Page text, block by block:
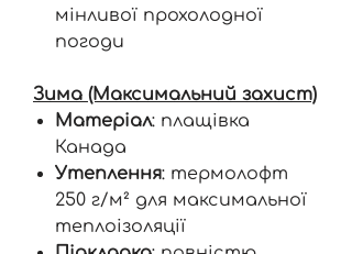
мінливої прохолодної
погоди
Зима (Максимальний захист)
Матеріал: плащівка
Канада
Утеплення: термолофт
250 г/м² для максимальної
теплоізоляції